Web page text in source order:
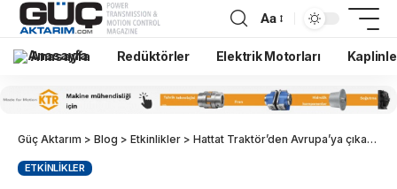
Aa
Anasayfa Redüktörler Elektrik Motorları
Güç Aktarım > Blog > Etkinlikler > Hattat Traktör’den Avrupa’ya çıkarma
ETKINLIKLER